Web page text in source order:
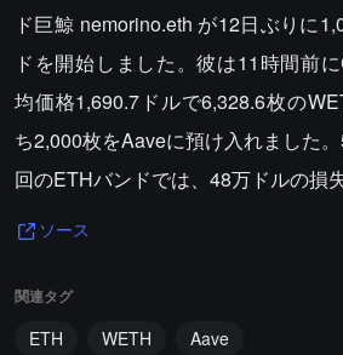
ド巨鯨 nemorino.eth が12日ぶりに
ドを開始しました。彼は11時間前
均価格1,690.7ドルで6,328.6枚の
ち2,000枚をAaveに預け入れました
回のETHバンドでは、48万ドルの損
ソース
関連タグ
ETH WETH Aave